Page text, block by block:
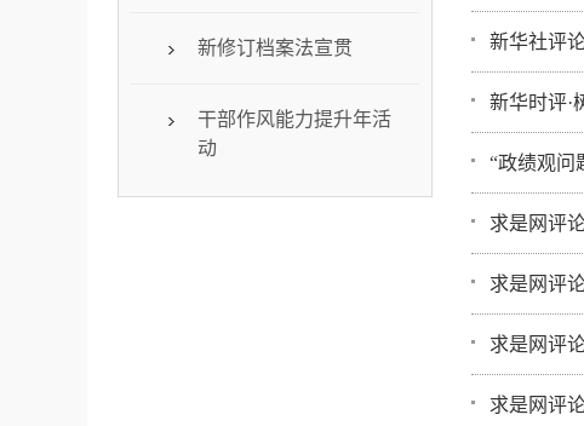
新修订档案法宣贯
干部作风能力提升年活
动
新华社评
新华时评·
“政绩观问
求是网评
求是网评
求是网评
求是网评